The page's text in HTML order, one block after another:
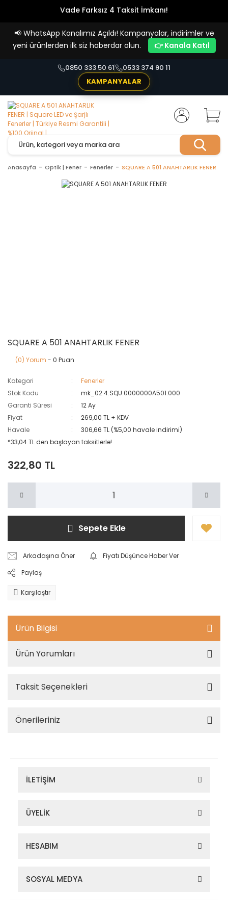
Vade Farksız 4 Taksit İmkanı!
📢 WhatsApp Kanalımız Açıldı! Kampanyalar, indirimler ve
yeni ürünlerden ilk siz haberdar olun.
👉 Kanala Katıl
0850 333 50 61
0533 374 90 11
KAMPANYALAR
Anasayfa Optik | Fener Fenerler SQUARE A 501 ANAHTARLIK FENER
SQUARE A 501 ANAHTARLIK FENER
(0) Yorum - 0 Puan
Kategori
Fenerler
Stok Kodu
mk_02.4.SQU.0000000A501.000
Garanti Süresi
12 Ay
Fiyat
269,00 TL + KDV
Havale
306,66 TL (%5,00 havale indirimi)
*33,04 TL den başlayan taksitlerle!
322,80 TL
Sepete Ekle
Arkadaşına Öner
Fiyatı Düşünce Haber Ver
Paylaş
Karşılaştır
Ürün Bilgisi
Ürün Yorumları
Taksit Seçenekleri
Önerileriniz
İLETİŞİM
ÜYELİK
HESABIM
SOSYAL MEDYA